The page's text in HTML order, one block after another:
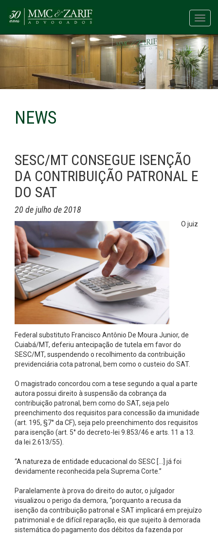
NEWS
SESC/MT CONSEGUE ISENÇÃO
DA CONTRIBUIÇÃO PATRONAL E
DO SAT
20 de julho de 2018
O juiz
Federal substituto Francisco Antônio De Moura Junior, de
Cuiabá/MT, deferiu antecipação de tutela em favor do
SESC/MT, suspendendo o recolhimento da contribuição
previdenciária cota patronal, bem como o custeio do SAT.
O magistrado concordou com a tese segundo a qual a parte
autora possui direito à suspensão da cobrança da
contribuição patronal, bem como do SAT, seja pelo
preenchimento dos requisitos para concessão da imunidade
(art. 195, §7° da CF), seja pelo preenchimento dos requisitos
para isenção (art. 5° do decreto-lei 9.853/46 e arts. 11 a 13.
da lei 2.613/55).
“A natureza de entidade educacional do SESC […] já foi
devidamente reconhecida pela Suprema Corte.”
Paralelamente à prova do direito do autor, o julgador
visualizou o perigo da demora, “porquanto a recusa da
isenção da contribuição patronal e SAT implicará em prejuízo
patrimonial e de difícil reparação, eis que sujeito à demorada
sistemática do pagamento dos débitos da fazenda por